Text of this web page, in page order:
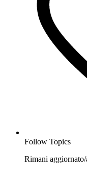
Follow Topics
Rimani